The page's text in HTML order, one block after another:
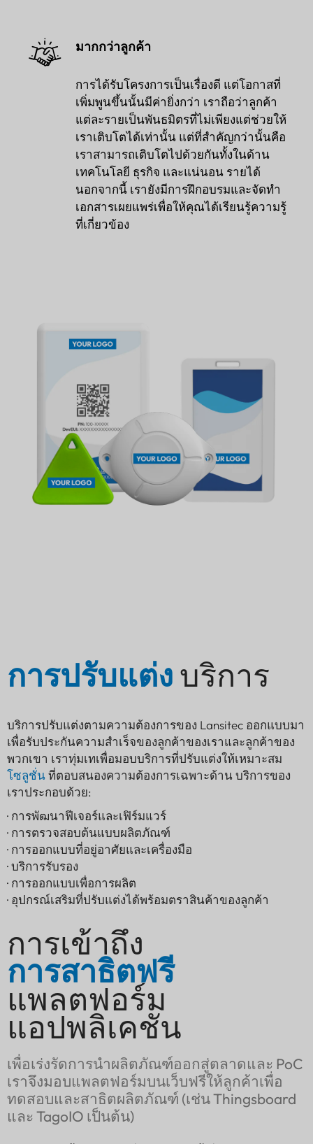
มากกว่าลูกค้า
การได้รับโครงการเป็นเรื่องดี แต่โอกาสที่
เพิ่มพูนขึ้นนั้นมีค่ายิ่งกว่า เราถือว่าลูกค้า
แต่ละรายเป็นพันธมิตรที่ไม่เพียงแต่ช่วยให้
เราเติบโตได้เท่านั้น แต่ที่สำคัญกว่านั้นคือ
เราสามารถเติบโตไปด้วยกันทั้งในด้าน
เทคโนโลยี ธุรกิจ และแน่นอน รายได้
นอกจากนี้ เรายังมีการฝึกอบรมและจัดทำ
เอกสารเผยแพร่เพื่อให้คุณได้เรียนรู้ความรู้
ที่เกี่ยวข้อง
การปรับแต่งบริการ
บริการปรับแต่งตามความต้องการของ Lansitec ออกแบบมา
เพื่อรับประกันความสำเร็จของลูกค้าของเราและลูกค้าของ
พวกเขา เราทุ่มเทเพื่อมอบบริการที่ปรับแต่งให้เหมาะสม
โซลูชั่นที่ตอบสนองความต้องการเฉพาะด้าน บริการของ
เราประกอบด้วย:
· การพัฒนาฟีเจอร์และเฟิร์มแวร์
· การตรวจสอบต้นแบบผลิตภัณฑ์
· การออกแบบที่อยู่อาศัยและเครื่องมือ
· บริการรับรอง
· การออกแบบเพื่อการผลิต
· อุปกรณ์เสริมที่ปรับแต่งได้พร้อมตราสินค้าของลูกค้า
การเข้าถึง
การสาธิตฟรี
แพลตฟอร์ม
แอปพลิเคชัน
เพื่อเร่งรัดการนำผลิตภัณฑ์ออกสู่ตลาดและ PoC
เราจึงมอบแพลตฟอร์มบนเว็บฟรีให้ลูกค้าเพื่อ
ทดสอบและสาธิตผลิตภัณฑ์ (เช่น Thingsboard
และ TagoIO เป็นต้น)